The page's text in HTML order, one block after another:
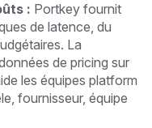
: Portkey fournit
de latence, du
La
de pricing sur
les équipes platform
fournisseur, équipe